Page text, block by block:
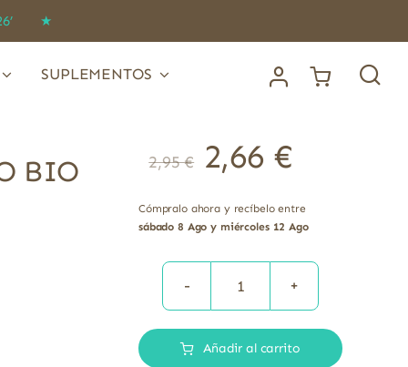
★
SUPLEMENTOS
BIO
2,95€ 2,66 €
Cómpralo ahora y recíbelo entre
sábado 8 Ago y miércoles 12 Ago
TORTITAS
SESAMO
Añadir al carrito